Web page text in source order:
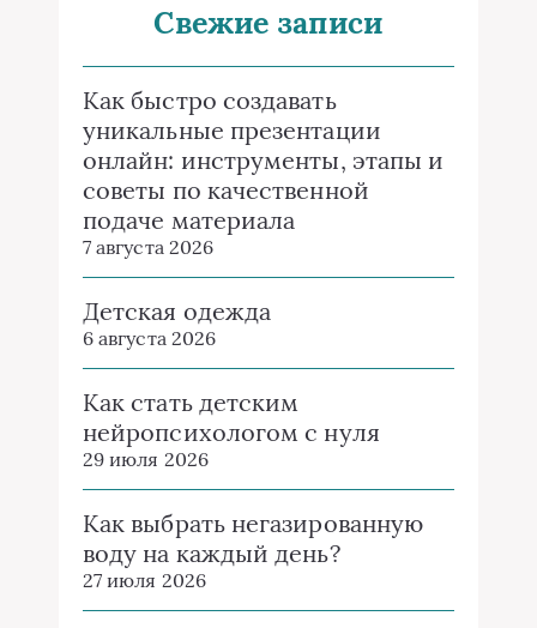
Свежие записи
Как быстро создавать
уникальные презентации
онлайн: инструменты, этапы и
советы по качественной
подаче материала
7 августа 2026
Детская одежда
6 августа 2026
Как стать детским
нейропсихологом с нуля
29 июля 2026
Как выбрать негазированную
воду на каждый день?
27 июля 2026